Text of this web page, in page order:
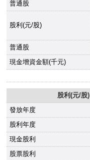
普通股
股利(元/股)
普通股
現金增資金額(千元)
股利(元/股)
發放年度
股利年度
現金股利
股票股利